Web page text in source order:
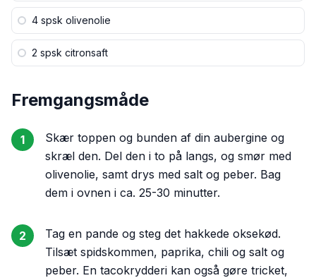
4 spsk olivenolie
2 spsk citronsaft
Fremgangsmåde
1
Skær toppen og bunden af din aubergine og
skræl den. Del den i to på langs, og smør med
olivenolie, samt drys med salt og peber. Bag
dem i ovnen i ca. 25-30 minutter.
2
Tag en pande og steg det hakkede oksekød.
Tilsæt spidskommen, paprika, chili og salt og
peber. En tacokrydderi kan også gøre tricket,